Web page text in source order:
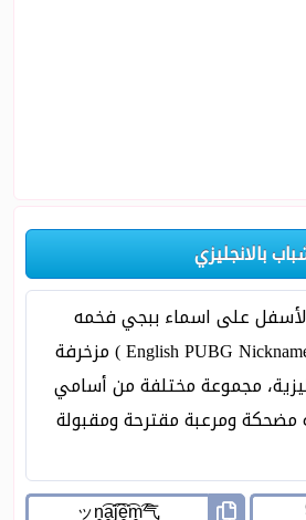
بالانجليزي
على اسماء ببجي فخمه
للشباب ( English PUBG Nicknames For Boys ) مزخرفة
مجموعة مختلفة من أسامي
مضحكة ومرعبة مقترحة ومقبولة